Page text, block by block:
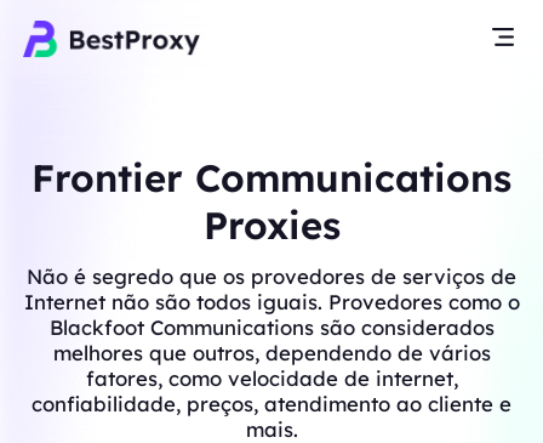
Frontier Communications
Proxies
Não é segredo que os provedores de serviços de
Internet não são todos iguais. Provedores como o
Blackfoot Communications são considerados
melhores que outros, dependendo de vários
fatores, como velocidade de internet,
confiabilidade, preços, atendimento ao cliente e
mais.